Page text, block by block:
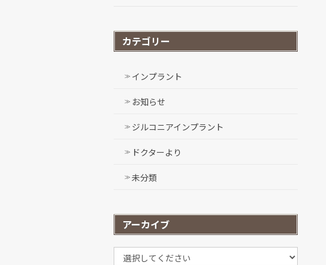
カテゴリー
インプラント
お知らせ
ジルコニアインプラント
ドクターより
未分類
アーカイブ